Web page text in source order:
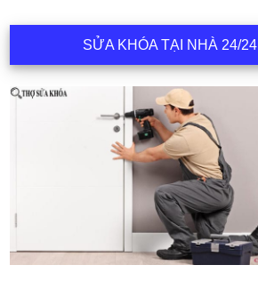
SỬA KHÓA TẠI NHÀ 24/24